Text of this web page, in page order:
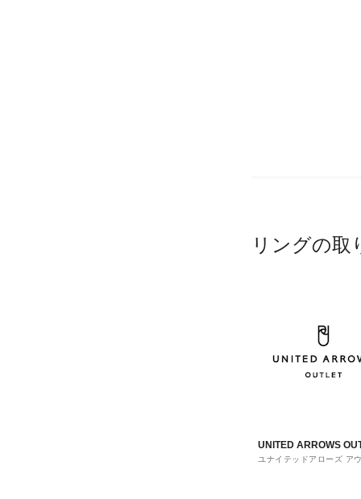
リングの取
UNITED ARROWS
ユナイテッドアローズ ア